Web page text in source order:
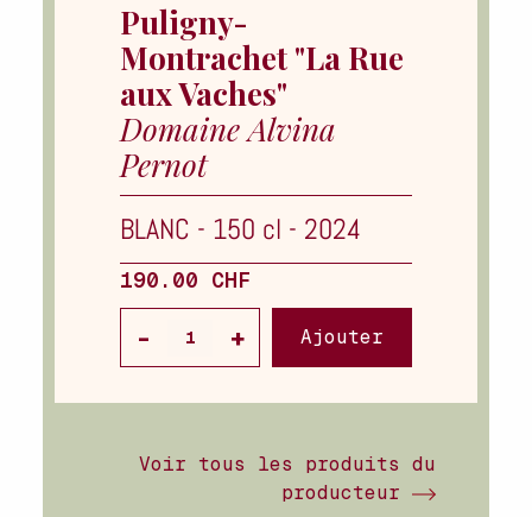
Puligny-
Montrachet "La Rue
aux Vaches"
Domaine Alvina
Pernot
BLANC - 150 cl - 2024
190.00 CHF
Ajouter
Voir tous les produits du
producteur